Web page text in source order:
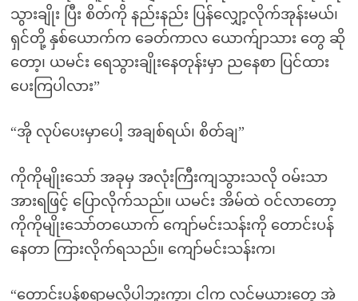
သွားချိုး ပြီး စိတ်ကို နည်းနည်း ပြန်လျှော့လိုက်အုန်းမယ်၊
ရှင်တို့ နှစ်ယောက်က ခေတ်ကာလ ယောက်ျာသား တွေ ဆို
တော့၊ ယမင်း ရေသွားချိုးနေတုန်းမှာ ညနေစာ ပြင်ထား
ပေးကြပါလား”
“အို လုပ်ပေးမှာပေါ့ အချစ်ရယ်၊ စိတ်ချ”
ကိုကိုမျိုးသော် အခုမှ အလုံးကြီးကျသွားသလို ဝမ်းသာ
အားရဖြင့် ပြောလိုက်သည်။ ယမင်း အိမ်ထဲ ဝင်လာတော့
ကိုကိုမျိုးသော်တယောက် ကျော်မင်းသန်းကို တောင်းပန်
နေတာ ကြားလိုက်ရသည်။ ကျော်မင်းသန်းက၊
“တောင်းပန်စရာမလိုပါဘူးကွာ၊ ငါက လင်မယားတွေ အဲ